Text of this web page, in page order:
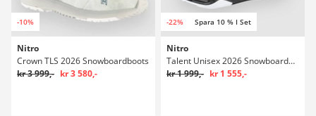
-10%
Nitro
Crown TLS 2026 Snowboardboots
kr 3 999,- kr 3 580,-
-22% Spara 10 % I Set
Nitro
Talent Unisex 2026 Snowboardbindningar
kr 1 999,- kr 1 555,-